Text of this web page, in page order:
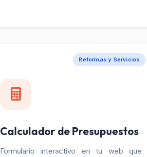
Reformas y Servicios
Calculador de Presupuestos
Formulario interactivo en tu web que